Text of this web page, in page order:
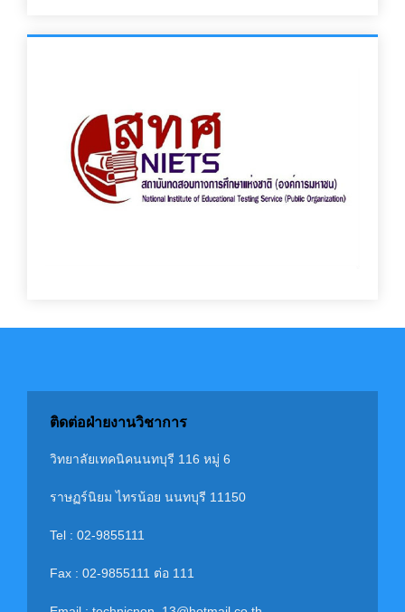
ติดต่อฝ่ายงานวิชาการ
วิทยาลัยเทคนิคนนทบุรี 116 หมู่ 6
ราษฏร์นิยม ไทรน้อย นนทบุรี 11150
Tel : 02-9855111
Fax : 02-9855111 ต่อ 111